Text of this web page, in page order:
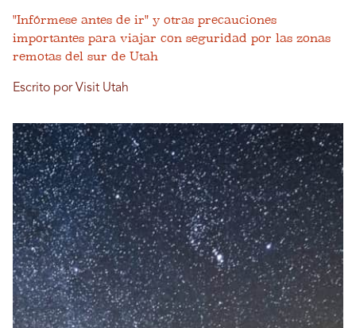
"Infórmese antes de ir" y otras precauciones
importantes para viajar con seguridad por las zonas
remotas del sur de Utah
Escrito por Visit Utah